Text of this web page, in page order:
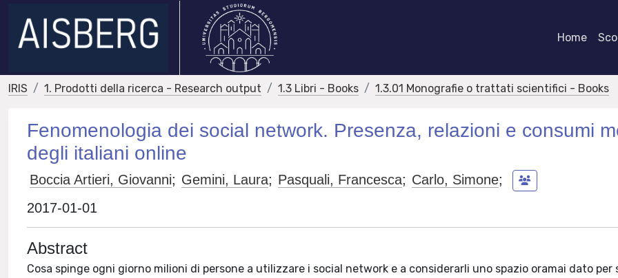
Home
IRIS 1. Prodotti della ricerca - Research output 1.3 Libri - Books 1.3.01 Monografie o trattati scientifici - Books
Fenomenologia dei social network. Presenza, relazioni e consumi
degli italiani online
Boccia Artieri, Giovanni; Gemini, Laura; Pasquali, Francesca; Carlo, Simone;
2017-01-01
Abstract
Cosa spinge ogni giorno milioni di persone a utilizzare i social network e a considerarli uno spazio oramai dato